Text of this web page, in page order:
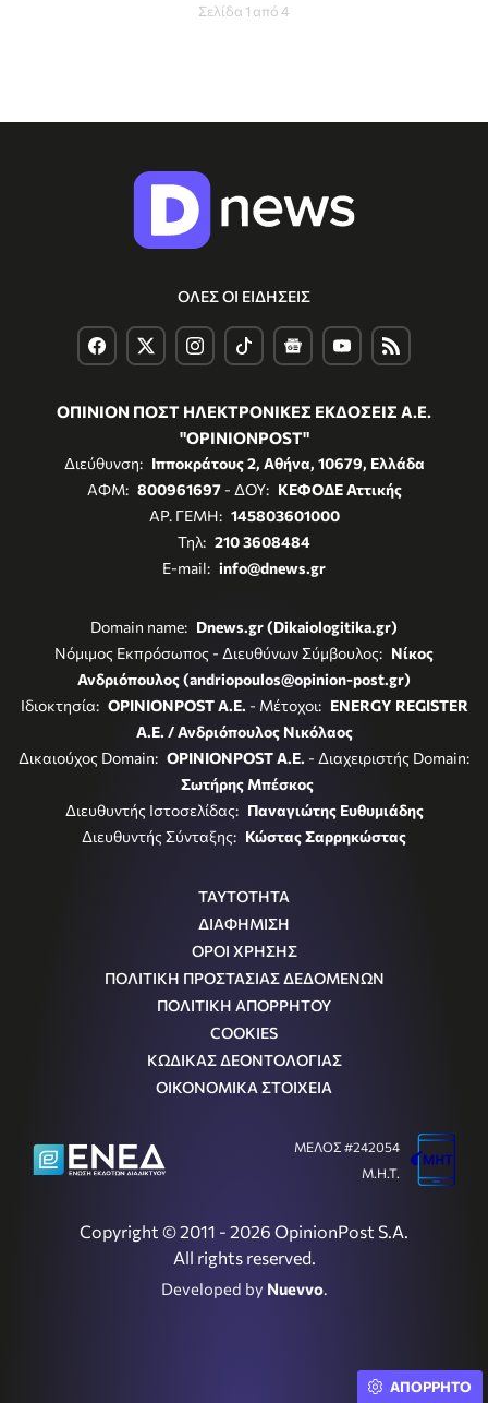
Σελίδα 1 από 4
ΟΛΕΣ ΟΙ ΕΙΔΗΣΕΙΣ
ΟΠΙΝΙΟΝ ΠΟΣΤ ΗΛΕΚΤΡΟΝΙΚΕΣ ΕΚΔΟΣΕΙΣ Α.Ε.
"OPINIONPOST"
Διεύθυνση: Ιπποκράτους 2, Αθήνα, 10679, Ελλάδα
ΑΦΜ: 800961697- ΔΟΥ: ΚΕΦΟΔΕ Αττικής
ΑΡ. ΓΕΜΗ: 145803601000
Τηλ: 210 3608484
E-mail: info@dnews.gr
Domain name: Dnews.gr (Dikaiologitika.gr)
Νόμιμος Εκπρόσωπος - Διευθύνων Σύμβουλος: Νίκος
Ανδριόπουλος (andriopoulos@opinion-post.gr)
Ιδιοκτησία: OPINIONPOST A.E. - Μέτοχοι: ENERGY REGISTER
Α.Ε. / Ανδριόπουλος Νικόλαος
Δικαιούχος Domain: OPINIONPOST A.E. - Διαχειριστής Domain:
Σωτήρης Μπέσκος
Διευθυντής Ιστοσελίδας: Παναγιώτης Ευθυμιάδης
Διευθυντής Σύνταξης: Κώστας Σαρρηκώστας
ΤΑΥΤΟΤΗΤΑ
ΔΙΑΦΗΜΙΣΗ
ΟΡΟΙ ΧΡΗΣΗΣ
ΠΟΛΙΤΙΚΗ ΠΡΟΣΤΑΣΙΑΣ ΔΕΔΟΜΕΝΩΝ
ΠΟΛΙΤΙΚΗ ΑΠΟΡΡΗΤΟΥ
COOKIES
ΚΩΔΙΚΑΣ ΔΕΟΝΤΟΛΟΓΙΑΣ
ΟΙΚΟΝΟΜΙΚΑ ΣΤΟΙΧΕΙΑ
Copyright © 2011 - 2026 OpinionPost S.A.
All rights reserved.
Developed by Nuevvo.
ΜΕΛΟΣ #242054
Μ.Η.Τ.
ΑΠΟΡΡΗΤΟ